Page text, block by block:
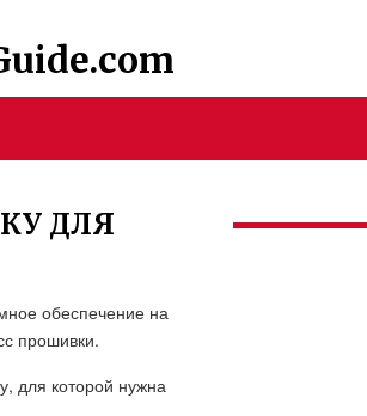
ДЛЯ
обеспечение на
прошивки.
для которой нужна